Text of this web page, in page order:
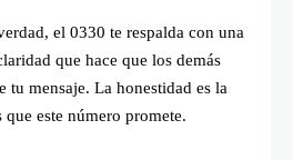
el 0330 te respalda con una
que hace que los demás
tu mensaje. La honestidad es la
este número promete.